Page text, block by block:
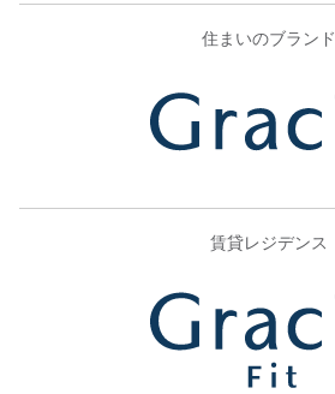
住まいのブランド
賃貸レジデンス